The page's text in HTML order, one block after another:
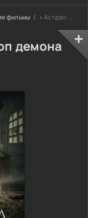
фильмы » Астрал. Стереоскоп демона (2024)
демона